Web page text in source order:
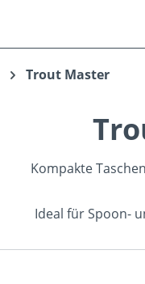
Trout Master
Kompakte
Ideal für Spoon-